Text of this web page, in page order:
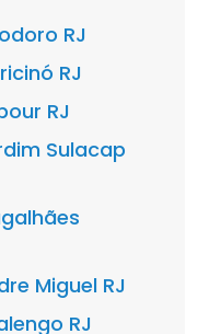
RJ
RJ
RJ
Sulacap
Miguel RJ
RJ